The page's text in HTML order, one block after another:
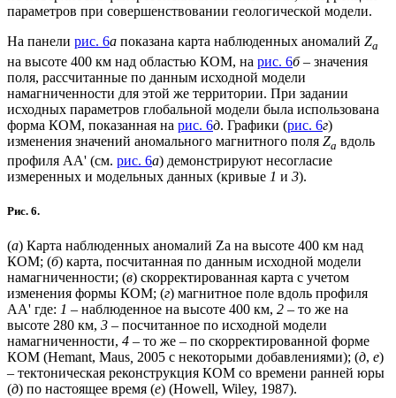
параметров при совершенствовании геологической модели.
На панели рис. 6а показана карта наблюденных аномалий Za
на высоте 400 км над областью КОМ, на рис. 6б– значения
поля, рассчитанные по данным исходной модели
намагниченности для этой же территории. При задании
исходных параметров глобальной модели была использована
форма КОМ, показанная на рис. 6д. Графики (рис. 6г)
изменения значений аномального магнитного поля Za вдоль
профиля АА' (см. рис. 6а) демонстрируют несогласие
измеренных и модельных данных (кривые 1 и 3).
Рис. 6.
(a) Карта наблюденных аномалий Za на высоте 400 км над
КОМ; (б) карта, посчитанная по данным исходной модели
намагниченности; (в) скорректированная карта с учетом
изменения формы КОМ; (г) магнитное поле вдоль профиля
AA' где: 1 – наблюденное на высоте 400 км, 2 – то же на
высоте 280 км, 3 – посчитанное по исходной модели
намагниченности, 4 – то же – по скорректированной форме
КОМ (Hemant, Maus 2005 с некоторыми добавлениями); (д, е)
– тектоническая реконструкция КОМ со времени ранней юры
(д) по настоящее время (е) (Howell, Wiley, 1987).